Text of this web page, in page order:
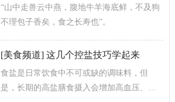
“山中走兽云中燕，腹地牛羊海底鲜，不及狗
不理包子香矣，食之长寿也”。
[美食频道] 这几个控盐技巧学起来
食盐是日常饮食中不可或缺的调味料，但
是，长期的高盐膳食摄入会增加高血压、心